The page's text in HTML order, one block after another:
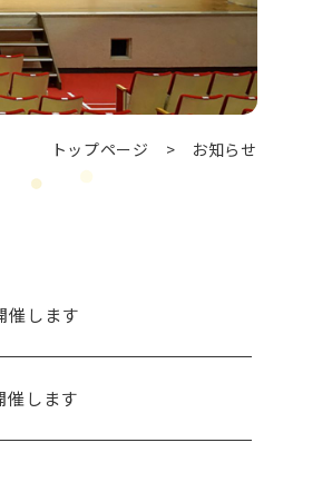
トップページ > お知らせ
催します
催します